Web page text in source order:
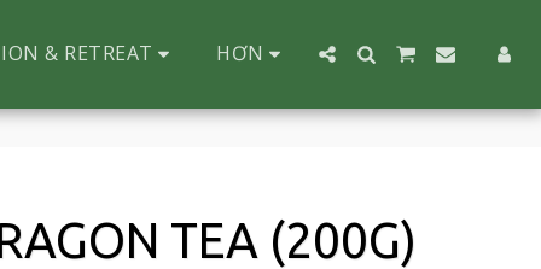
& RETREAT HƠN
TEA (200G)